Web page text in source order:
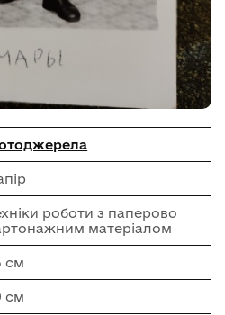
роботи з паперово
матеріалом
см
см